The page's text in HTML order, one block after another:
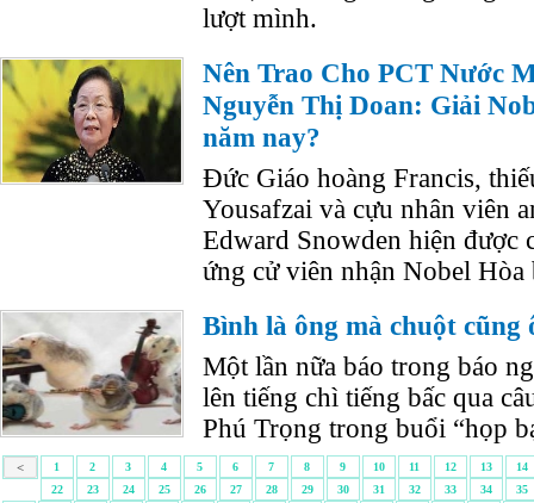
lượt mình.
Nên Trao Cho PCT Nước
Nguyễn Thị Doan: Giải
năm nay?
Đức Giáo hoàng Francis,
Yousafzai và cựu nhân viên
Edward Snowden hiện được
ứng cử viên nhận Nobel
Bình là ông mà chuột cũng
Một lần nữa báo trong báo
lên tiếng chì tiếng bấc qua
Phú Trọng trong buổi “họp
< 1 2 3 4 5 6 7 8 9 10 11 12 13
14
22
23 24 25 26 27 28 29 30 31 32 33 34
35